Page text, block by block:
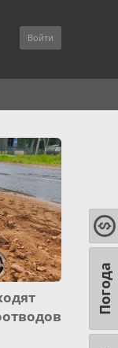
Войти
Погода